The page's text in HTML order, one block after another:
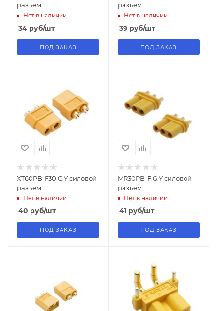
разъем
Нет в наличии
34 руб/шт
ПОД ЗАКАЗ
разъем
Нет в наличии
39руб/шт
ПОД ЗАКАЗ
XT60PB-F30.G.Y силовой
разъем
Нет в наличии
40 руб/шт
ПОД ЗАКАЗ
MR30PB-F.G.Y силовой
разъем
Нет в наличии
41руб/шт
ПОД ЗАКАЗ